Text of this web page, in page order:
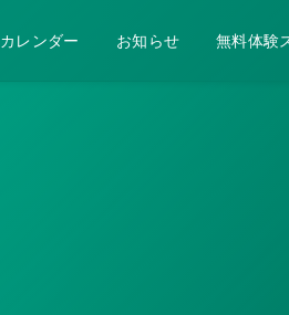
カレンダー お知らせ 無料体験